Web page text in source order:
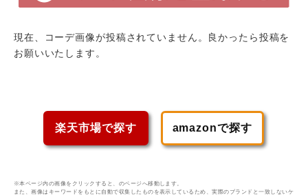
現在、コーデ画像が投稿されていません。良かったら投稿を
お願いいたします。
楽天市場で探す amazonで探す
※本ページ内の画像をクリックすると、のページへ移動します。
また、画像はキーワードをもとに自動で収集したものを表示しているため、実際のブランドと一致しないケ